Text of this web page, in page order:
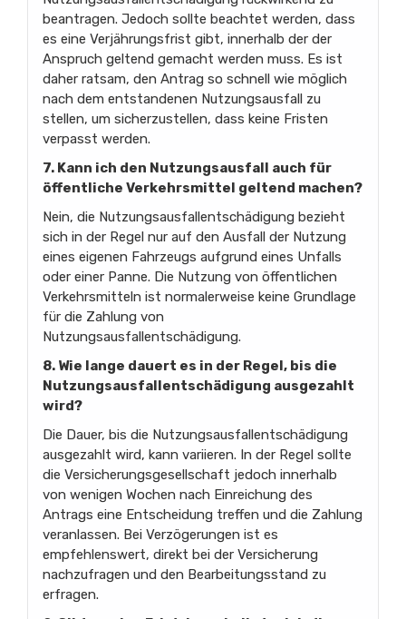
beantragen. Jedoch sollte beachtet werden, dass
es eine Verjährungsfrist gibt, innerhalb der der
Anspruch geltend gemacht werden muss. Es ist
daher ratsam, den Antrag so schnell wie möglich
nach dem entstandenen Nutzungsausfall zu
stellen, um sicherzustellen, dass keine Fristen
verpasst werden.
7. Kann ich den Nutzungsausfall auch für
öffentliche Verkehrsmittel geltend machen?
Nein, die Nutzungsausfallentschädigung bezieht
sich in der Regel nur auf den Ausfall der Nutzung
eines eigenen Fahrzeugs aufgrund eines Unfalls
oder einer Panne. Die Nutzung von öffentlichen
Verkehrsmitteln ist normalerweise keine Grundlage
für die Zahlung von
Nutzungsausfallentschädigung.
8. Wie lange dauert es in der Regel, bis die
Nutzungsausfallentschädigung ausgezahlt
wird?
Die Dauer, bis die Nutzungsausfallentschädigung
ausgezahlt wird, kann variieren. In der Regel sollte
die Versicherungsgesellschaft jedoch innerhalb
von wenigen Wochen nach Einreichung des
Antrags eine Entscheidung treffen und die Zahlung
veranlassen. Bei Verzögerungen ist es
empfehlenswert, direkt bei der Versicherung
nachzufragen und den Bearbeitungsstand zu
erfragen.